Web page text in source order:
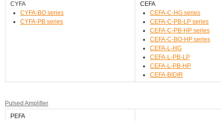
CYFA
CYFA-BO series
CYFA-PB series
CEFA
CEFA-C-HG series
CEFA-C-PB-LP series
CEFA-C-PB-HP series
CEFA-C-BO-HP series
CEFA-L-HG
CEFA-L-PB-LP
CEFA-L-PB-HP
CEFA-BIDIR
Pulsed Amplifier
PEFA